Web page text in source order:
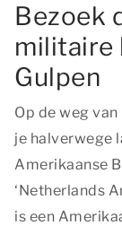
Bezoek
militaire
Gulpen
Op de weg
je halverwege
Amerikaanse
‘Netherlands
is een